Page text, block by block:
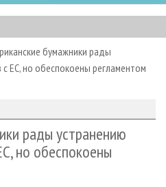
бумажники рады
ЕС, но обеспокоены регламентом
рады устранению
но обеспокоены